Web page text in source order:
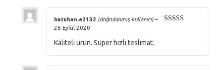
batuhan.e2132 (doğrulanmış kullanıcı) –
26 Eylül 2020
Kaliteli ürün. Süper hızlı teslimat.